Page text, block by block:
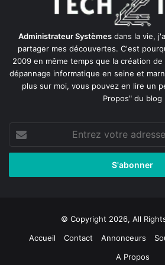
Administrateur Systèmes dans la vie,
partager mes découvertes. C'est
2009 en même temps que la création
dépannage informatique en seine et
plus sur moi, vous pouvez en lire un
Propos" du blog
votre
adresse
© Copyright 2026, All
Accueil
Contact Annonceurs
A Propos